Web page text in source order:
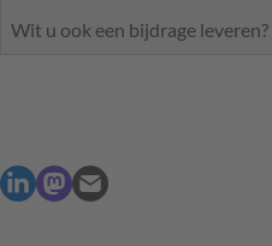
Wit u ook een bijdrage leveren?